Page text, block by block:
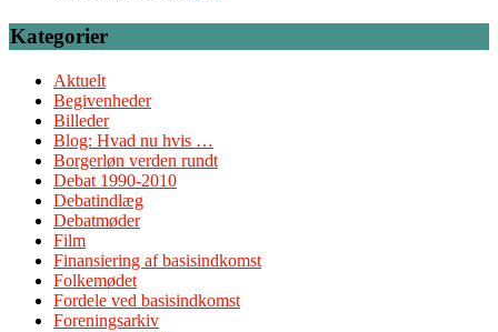
Kategorier
Aktuelt
Begivenheder
Billeder
Blog: Hvad nu hvis …
Borgerløn verden rundt
Debat 1990-2010
Debatindlæg
Debatmøder
Film
Finansiering af basisindkomst
Folkemødet
Fordele ved basisindkomst
Foreningsarkiv